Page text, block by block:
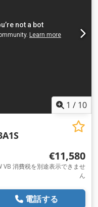
, 入力電流の種類:
スプレイの数:1, 保証期
クチェンジ装置, ドキ
1 / 10
€11,580
VB 消費税を別途表示できませ
ん
電話する